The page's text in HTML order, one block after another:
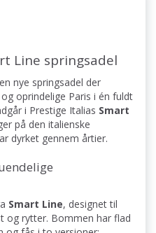
Line springsadel
nye springsadel der
oprindelige Paris i én fuldt
i Prestige Italias Smart
på den italienske
dyrket gennem årtier.
Smart Line, designet til
og rytter. Bommen har flad